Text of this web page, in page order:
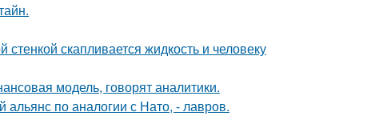
скапливается жидкость и человеку
модель, говорят аналитики.
по аналогии с Нато, - лавров.